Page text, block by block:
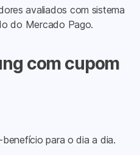
avaliados com sistema
do Mercado Pago.
com cupom
para o dia a dia.